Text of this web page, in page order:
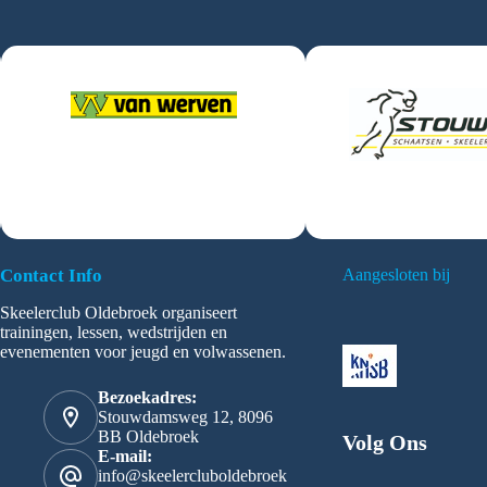
Contact Info
Skeelerclub Oldebroek organiseert
trainingen, lessen, wedstrijden en
evenementen voor jeugd en volwassenen.
Bezoekadres:
Stouwdamsweg 12, 8096
BB Oldebroek
E-mail:
info@skeelercluboldebroek
Aangesloten bij
Volg Ons